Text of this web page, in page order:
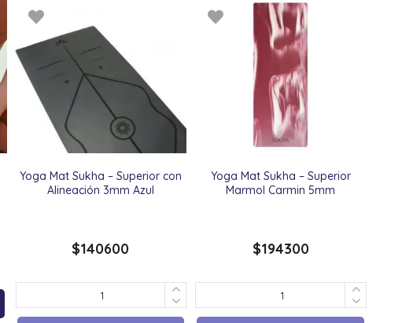
Yoga Mat Sukha – Superior con
Alineación 3mm Azul
$140600
Yoga Mat Sukha – Superior
Marmol Carmin 5mm
$194300